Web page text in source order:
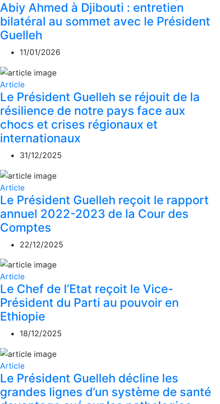
Abiy Ahmed à Djibouti : entretien
bilatéral au sommet avec le Président
Guelleh
11/01/2026
Article
Le Président Guelleh se réjouit de la
résilience de notre pays face aux
chocs et crises régionaux et
internationaux
31/12/2025
Article
Le Président Guelleh reçoit le rapport
annuel 2022-2023 de la Cour des
Comptes
22/12/2025
Article
Le Chef de l’Etat reçoit le Vice-
Président du Parti au pouvoir en
Ethiopie
18/12/2025
Article
Le Président Guelleh décline les
grandes lignes d’un système de santé